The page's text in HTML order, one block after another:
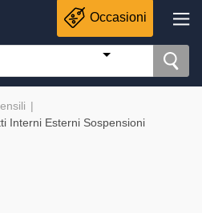
Occasioni
Interni Esterni Sospensioni